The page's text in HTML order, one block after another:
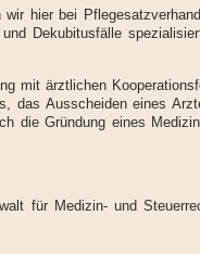
hier bei
Dekubitusfälle
mit ärztlichen
das Ausscheiden eines
die Gründung eines
für Medizin- und